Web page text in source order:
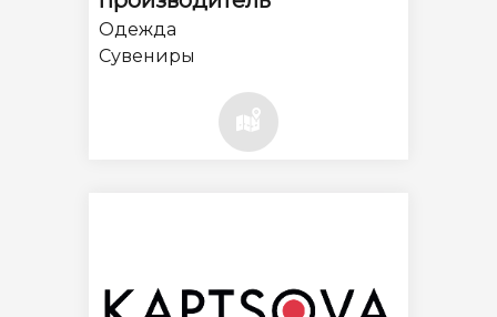
Одежда
Сувениры